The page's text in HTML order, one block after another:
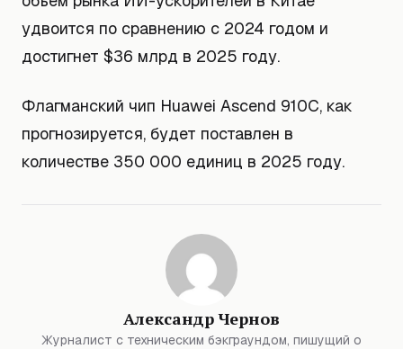
удвоится по сравнению с 2024 годом и
достигнет $36 млрд в 2025 году.
Флагманский чип Huawei Ascend 910C, как
прогнозируется, будет поставлен в
количестве 350 000 единиц в 2025 году.
Александр Чернов
Журналист с техническим бэкграундом, пишущий о